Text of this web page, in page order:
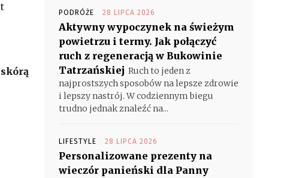
PODRÓŻE 28 LIPCA 2026
Aktywny wypoczynek na świeżym
powietrzu i termy. Jak połączyć
ruch z regeneracją w Bukowinie
Tatrzańskiej Ruch to jeden z
najprostszych sposobów na lepsze zdrowie
i lepszy nastrój. W codziennym biegu
trudno jednak znaleźć na...
LIFESTYLE 28 LIPCA 2026
Personalizowane prezenty na
wieczór panieński dla Panny